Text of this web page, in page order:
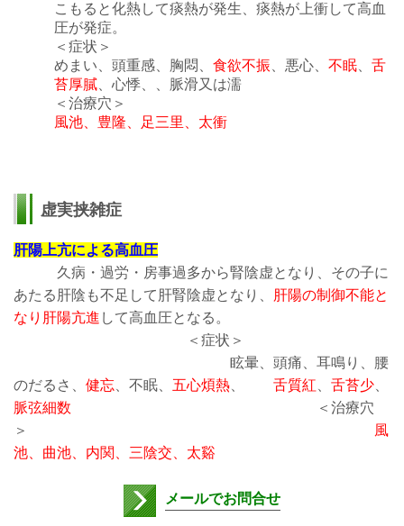
こもると化熱して痰熱が発生、痰熱が上衝して高血
圧が発症。
＜症状＞
めまい、頭重感、胸悶、 食欲不振 、悪心、 不眠
舌
苔厚膩 、心悸、、脈滑又は濡
＜治療穴＞
風池、豊隆、足三里、太衝
虚実挟雑症
肝陽上亢による高血圧
久病・過労・房事過多から腎陰虚となり、その子に
あたる肝陰も不足して 肝腎陰虚となり、
肝陽の制御不能と
なり肝陽亢進 して高血圧となる。
＜症状＞
眩暈、頭痛、耳鳴り、腰
のだるさ、 健忘 、不眠、 五心煩熱 舌質紅 舌苔少
脈弦細数 ＜治療穴
＞
風
池、曲池、内関、三陰交、太谿
メールでお問合せ